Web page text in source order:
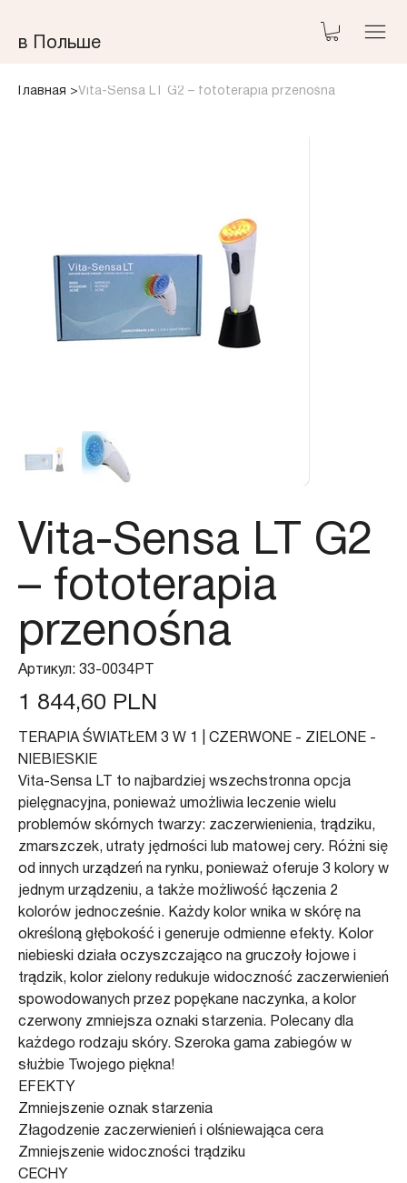
​в Польше
Главная >Vita-Sensa LT G2 – fototerapia przenośna
Vita-Sensa LT G2
– fototerapia
przenośna
Артикул: Артикул:
33-
33-0034PT
Цена
1 844,60 PLN
TERAPIA ŚWIATŁEM 3 W 1 | CZERWONE - ZIELONE -
NIEBIESKIE
Vita-Sensa LT to najbardziej wszechstronna opcja
pielęgnacyjna, ponieważ umożliwia leczenie wielu
problemów skórnych twarzy: zaczerwienienia, trądziku,
zmarszczek, utraty jędrności lub matowej cery. Różni się
od innych urządzeń na rynku, ponieważ oferuje 3 kolory w
jednym urządzeniu, a także możliwość łączenia 2
kolorów jednocześnie. Każdy kolor wnika w skórę na
określoną głębokość i generuje odmienne efekty. Kolor
niebieski działa oczyszczająco na gruczoły łojowe i
trądzik, kolor zielony redukuje widoczność zaczerwienień
spowodowanych przez popękane naczynka, a kolor
czerwony zmniejsza oznaki starzenia. Polecany dla
każdego rodzaju skóry. Szeroka gama zabiegów w
służbie Twojego piękna!
EFEKTY
Zmniejszenie oznak starzenia
Złagodzenie zaczerwienień i olśniewająca cera
Zmniejszenie widoczności trądziku
CECHY